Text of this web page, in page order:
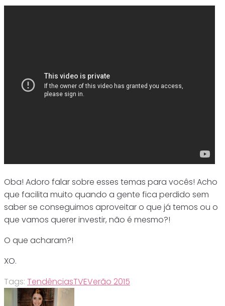
Oba! Adoro falar sobre esses temas para vocês! Acho
que facilita muito quando a gente fica perdido sem
saber se conseguimos aproveitar o que já temos ou o
que vamos querer investir, não é mesmo?!
O que acharam?!
XO.
Tags: TendênciasTVEVerão 2015